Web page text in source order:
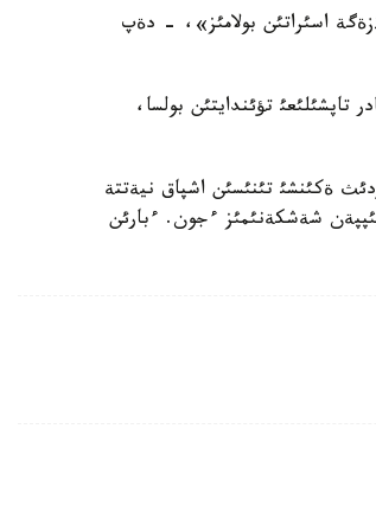
اسئراتئن بولامئز»، - دةپ
تاپشئلئعئ تؤئندايتئن بولسا،
ةكئنشئ تئنئسئن اشپاق نيةتتة
شةشكةنئمئز ءجون. ءبارئن